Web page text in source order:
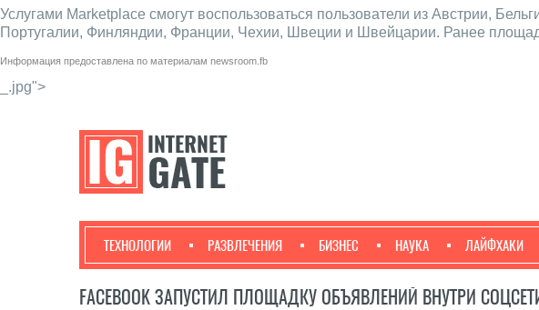
Услугами Marketplace смогут воспользоваться пользователи из Австрии,
Португалии, Финляндии, Франции, Чехии, Швеции и Швейцарии. Ранее
Информация предоставлена по материалам newsroom.fb
_.jpg">
ТЕХНОЛОГИИ РАЗВЛЕЧЕНИЯ БИЗНЕС НАУКА ЛАЙФХАКИ
FACEBOOK ЗАПУСТИЛ ПЛОЩАДКУ ОБЪЯВЛЕНИЙ ВНУТРИ